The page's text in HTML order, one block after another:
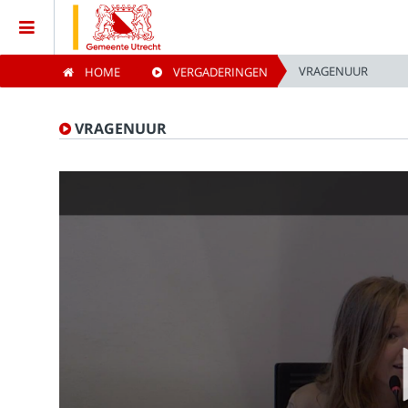
Home
Vergaderingen
HOME VERGADERINGEN VRAGENUUR
VRAGENUUR